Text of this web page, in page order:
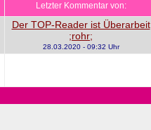
Letzter Kommentar von:
Der TOP-Reader ist Überarbeit
;rohr;
28.03.2020 - 09:32 Uhr